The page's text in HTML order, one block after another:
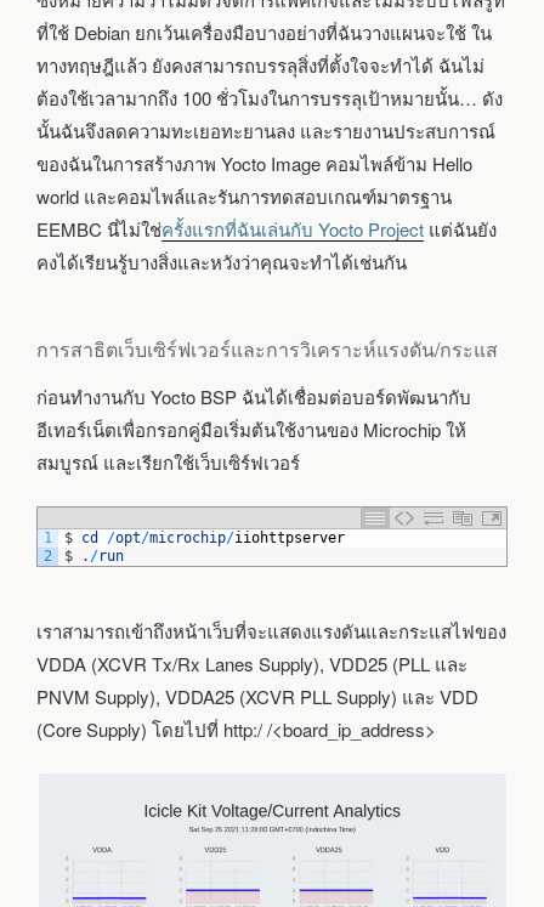
ที่ใช้ Debian ยกเว้นเครื่องมือบางอย่างที่ฉันวางแผนจะใช้ ใน
ทางทฤษฎีแล้ว ยังคงสามารถบรรลุสิ่งที่ตั้งใจจะทำได้ ฉันไม่
ต้องใช้เวลามากถึง 100 ชั่วโมงในการบรรลุเป้าหมายนั้น… ดัง
นั้นฉันจึงลดความทะเยอทะยานลง และรายงานประสบการณ์
ของฉันในการสร้างภาพ Yocto Image คอมไพล์ข้าม Hello
world และคอมไพล์และรันการทดสอบเกณฑ์มาตรฐาน
EEMBC นี่ไม่ใช่ครั้งแรกที่ฉันเล่นกับ Yocto Project แต่ฉันยัง
คงได้เรียนรู้บางสิ่งและหวังว่าคุณจะทำได้เช่นกัน
การสาธิตเว็บเซิร์ฟเวอร์และการวิเคราะห์แรงดัน/กระแส
ก่อนทำงานกับ Yocto BSP ฉันได้เชื่อมต่อบอร์ดพัฒนากับ
อีเทอร์เน็ตเพื่อกรอกคู่มือเริ่มต้นใช้งานของ Microchip ให้
สมบูรณ์ และเรียกใช้เว็บเซิร์ฟเวอร์
1
2
$ cd /opt/microchip/iiohttpserver
$
. /run
เราสามารถเข้าถึงหน้าเว็บที่จะแสดงแรงดันและกระแสไฟของ
VDDA (XCVR Tx/Rx Lanes Supply), VDD25 (PLL และ
PNVM Supply), VDDA25 (XCVR PLL Supply) และ VDD
(Core Supply) โดยไปที่ http:/ /<board_ip_address>